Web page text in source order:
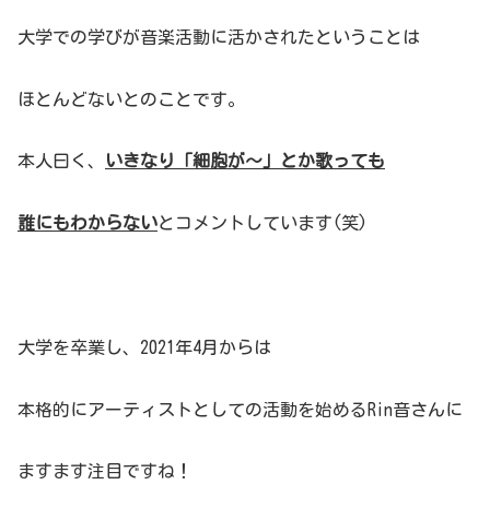
大学での学びが音楽活動に活かされたということは
ほとんどないとのことです。
本人曰く、 いきなり「細胞が～」とか歌っても
誰にもわからないとコメントしています(笑)
大学を卒業し、2021年4月からは
本格的にアーティストとしての活動を始めるRin音さんに
ますます注目ですね！